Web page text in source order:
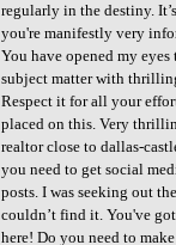
regularly in the destiny.
you're manifestly very
You have opened my
subject matter with
Respect it for all your
placed on this. Very
realtor close to dallas-
you need to get social
posts. I was seeking out
couldn’t find it. You've
here! Do you need to